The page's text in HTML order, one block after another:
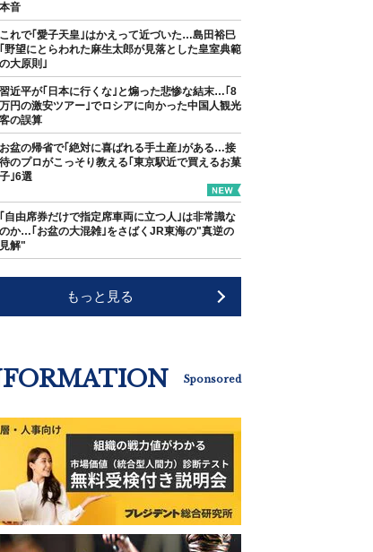
本音
これで｢愛子天皇｣はかえって近づいた…島田裕巳
｢野望にとらわれた麻生太郎が見落とした皇室典範
の大原則｣
習近平が｢日本に行くな｣と煽った悲惨な結末…｢8
万円の激安ツアー｣でロシアに向かった中国人観光
客の誤算
お盆の帰省で｢絶対に喜ばれる手土産｣がある…接
待のプロがこっそり教える｢東京駅近で買えるお菓
子｣6選
｢自由席券だけで指定席車両に立つ人｣は非常識な
のか…｢お盆の大混雑｣をさばくJR東海の"真逆の
見解"
もっと見る
Sponsored